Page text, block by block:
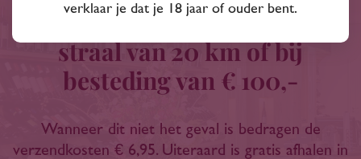
Gratis bezorgd binnen een
straal van 20 km of bij
besteding van € 100,-
Wanneer dit niet het geval is bedragen de
verzendkosten € 6,95. Uiteraard is gratis afhalen in
verklaar je dat je 18 jaar of ouder bent.